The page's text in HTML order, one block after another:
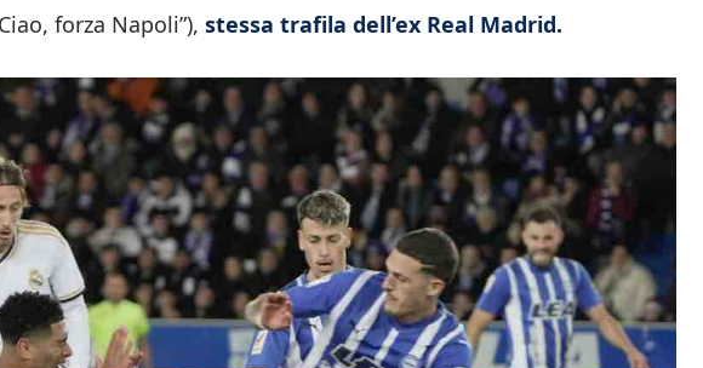
forza Napoli”), stessa trafila dell’ex Real Madrid.